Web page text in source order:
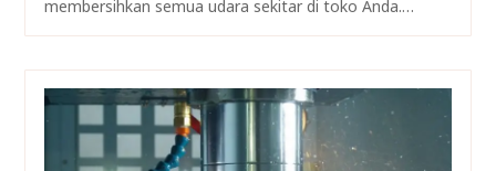
membersihkan semua udara sekitar di toko Anda.…